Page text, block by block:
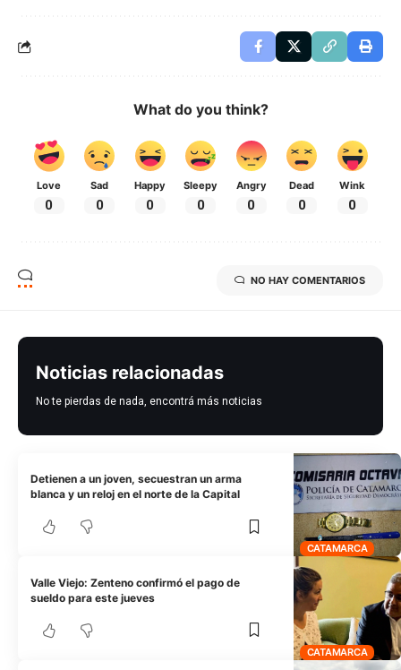
What do you think?
Love
0
Sad
0
Happy
0
Sleepy
0
Angry
0
Dead
0
Wink
0
NO HAY COMENTARIOS
Noticias relacionadas
No te pierdas de nada, encontrá más noticias
CATAMARCA
Detienen a un joven, secuestran un arma
blanca y un reloj en el norte de la Capital
CATAMARCA
Valle Viejo: Zenteno confirmó el pago de
sueldo para este jueves